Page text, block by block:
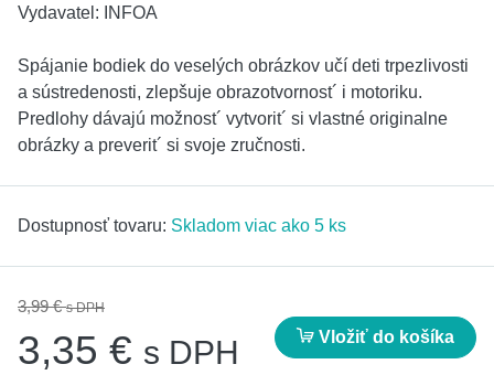
Vydavatel:
INFOA
Spájanie bodiek do veselých obrázkov učí deti trpezlivosti
a sústredenosti, zlepšuje obrazotvornost´ i motoriku.
Predlohy dávajú možnost´ vytvorit´ si vlastné originalne
obrázky a preverit´ si svoje zručnosti.
Dostupnosť tovaru: Skladom viac ako 5 ks
3,99 €s DPH
3,35 € s DPH Vložiť do košíka